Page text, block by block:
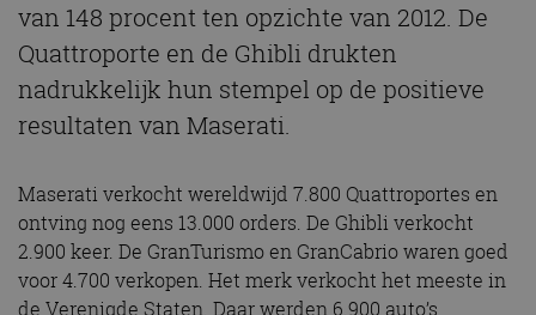
van 148 procent ten opzichte van 2012. De
Quattroporte en de Ghibli drukten
nadrukkelijk hun stempel op de positieve
resultaten van Maserati.
Maserati verkocht wereldwijd 7.800 Quattroportes en
ontving nog eens 13.000 orders. De Ghibli verkocht
2.900 keer. De GranTurismo en GranCabrio waren goed
voor 4.700 verkopen. Het merk verkocht het meeste in
de Verenigde Staten. Daar werden 6.900 auto’s